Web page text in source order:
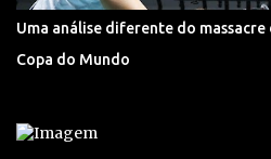
Uma análise diferente do massacre
Copa do Mundo